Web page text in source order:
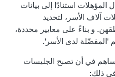
المؤهلات استنادًا إلى بيانات
آلاف الأسر، لتحديد
و بناءً على معايير محددة،
'المفضّلة لدى الأسر'.
في أن تصبح الجليسات
ذلك: